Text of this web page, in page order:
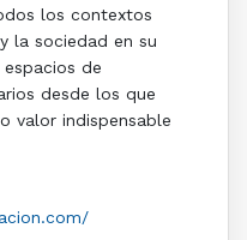
los contextos
la sociedad en su
de
desde los que
valor indispensable